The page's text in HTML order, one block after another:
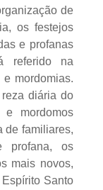
de
os festejos
e profanas
referido na
mordomias.
diária do
e mordomos
de familiares,
profana, os
mais novos,
Santo